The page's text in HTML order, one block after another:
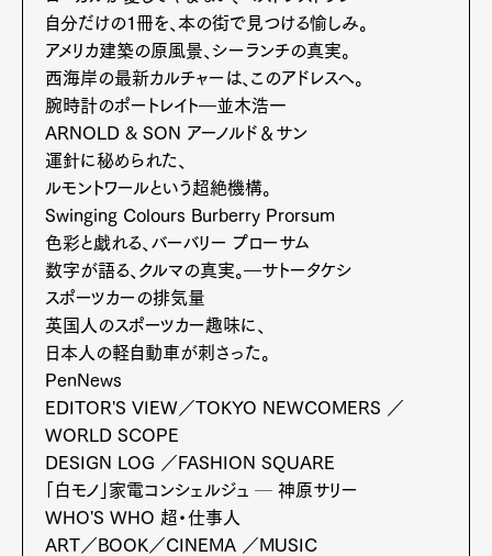
Art&DesignWatchFashion
Gourmet
ProductCulture Lifestyle
Pen Membership
Official Columnist
About
Pen Meet
自分だけの１冊を、本の街で見つける愉しみ。
アメリカ建築の原風景、シーランチの真実。
西海岸の最新カルチャーは、このアドレスへ。
腕時計のポートレイト―並木浩一
ARNOLD & SON アーノルド＆サン
運針に秘められた、
ルモントワールという超絶機構。
Swinging Colours Burberry Prorsum
色彩と戯れる、バーバリー プローサム
数字が語る、クルマの真実。―サトータケシ
スポーツカーの排気量
英国人のスポーツカー趣味に、
日本人の軽自動車が刺さった。
PenNews
EDITOR'S VIEW／TOKYO NEWCOMERS ／
WORLD SCOPE
DESIGN LOG ／FASHION SQUARE
「白モノ」家電コンシェルジュ ─ 神原サリー
WHO'S WHO 超・仕事人
ART／BOOK／CINEMA ／MUSIC